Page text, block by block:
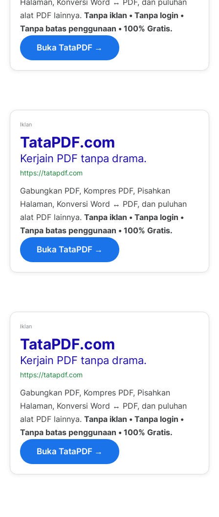
alat PDF lainnya. Tanpa iklan • Tanpa login •
Tanpa batas penggunaan • 100% Gratis.
Buka TataPDF →
Iklan
TataPDF.com
Kerjain PDF tanpa drama.
https://tatapdf.com
Gabungkan PDF, Kompres PDF, Pisahkan
Halaman, Konversi Word ↔ PDF, dan puluhan
alat PDF lainnya. Tanpa iklan • Tanpa login •
Tanpa batas penggunaan • 100% Gratis.
Buka TataPDF →
Iklan
TataPDF.com
Kerjain PDF tanpa drama.
https://tatapdf.com
Gabungkan PDF, Kompres PDF, Pisahkan
Halaman, Konversi Word ↔ PDF, dan puluhan
alat PDF lainnya. Tanpa iklan • Tanpa login •
Tanpa batas penggunaan • 100% Gratis.
Buka TataPDF →